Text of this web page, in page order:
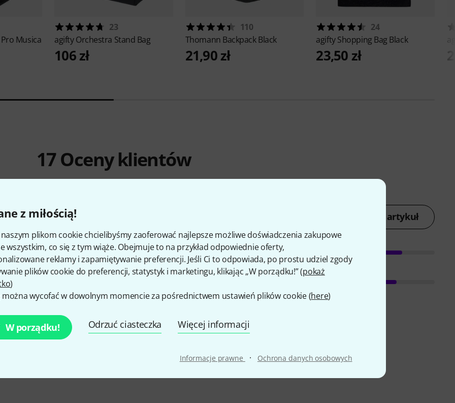
z miłością!
naszym plikom cookie chcielibyśmy zaoferować najlepsze możliwe doświadczenia zakupowe
wszystkim, co się z tym wiąże. Obejmuje to na przykład odpowiednie oferty,
reklamy i zapamiętywanie preferencji. Jeśli Ci to odpowiada, po prostu udziel zgody
plików cookie do preferencji, statystyk i marketingu, klikając „W porządku!” (pokaż
)
można wycofać w dowolnym momencie za pośrednictwem ustawień plików cookie (here)
W porządku! Odrzuć ciasteczka Więcej informacji
Informacje prawne · Ochrona danych osobowych
Musica
23
agiftyOrchestra Stand Bag
106 zł
110
Thomann Backpack Black
21,90 zł
24
agiftyShopping Bag Black
23,50 zł
17Oceny klientów
4.7 Oceń artykuł